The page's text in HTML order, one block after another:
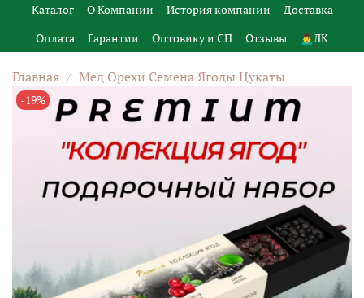
Каталог О Компании История компании
Доставка
Оплата
Гарантии Оптовику и СП Отзывы 🙍‍♂️ЛК
Главная Мед Орехи Семена Ягоды Цукаты
-19%